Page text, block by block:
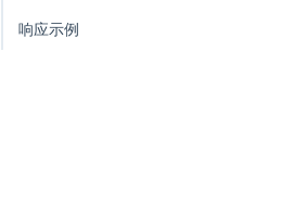
响应示例